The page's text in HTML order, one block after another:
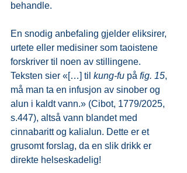
behandle.
En snodig anbefaling gjelder eliksirer,
urtete eller medisiner som taoistene
forskriver til noen av stillingene.
Teksten sier «[…] til kung-fu på fig. 15,
må man ta en infusjon av sinober og
alun i kaldt vann.» (Cibot, 1779/2025,
s.447), altså vann blandet med
cinnabaritt og kalialun. Dette er et
grusomt forslag, da en slik drikk er
direkte helseskadelig!